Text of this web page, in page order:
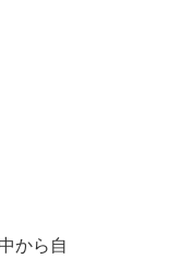
から自